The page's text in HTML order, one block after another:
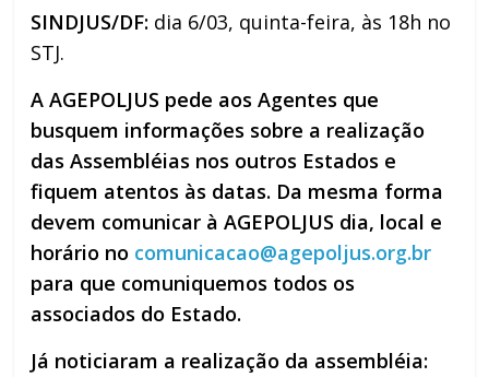
SINDJUS/DF: dia 6/03, quinta-feira, às 18h no
STJ.
A AGEPOLJUS pede aos Agentes que
busquem informações sobre a realização
das Assembléias nos outros Estados e
fiquem atentos às datas. Da mesma forma
devem comunicar à AGEPOLJUS dia, local e
horário no comunicacao@agepoljus.org.br
para que comuniquemos todos os
associados do Estado.
Já noticiaram a realização da assembléia: